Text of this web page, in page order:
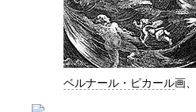
ベルナール・ピカール画